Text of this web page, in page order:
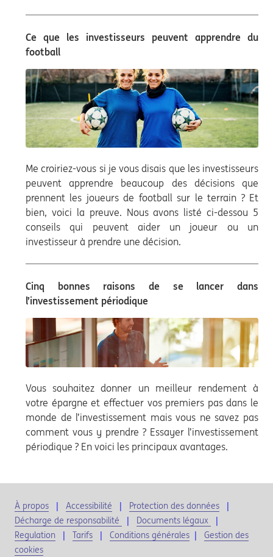
Ce que les investisseurs peuvent apprendre du
football
Me croiriez-vous si je vous disais que les investisseurs
peuvent apprendre beaucoup des décisions que
prennent les joueurs de football sur le terrain ? Et
bien, voici la preuve. Nous avons listé ci-dessou 5
conseils qui peuvent aider un joueur ou un
investisseur à prendre une décision.
Cinq bonnes raisons de se lancer dans
l’investissement périodique
Vous souhaitez donner un meilleur rendement à
votre épargne et effectuer vos premiers pas dans le
monde de l’investissement mais vous ne savez pas
comment vous y prendre ? Essayer l’investissement
périodique ? En voici les principaux avantages.
À propos Accessibilité
Protection des données
Décharge de responsabilité
Documents légaux
Regulation
Tarifs Conditions générales
Gestion des
cookies